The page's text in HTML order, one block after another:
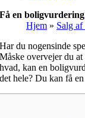
Få en
Hjem » Salg
Har du nogensinde
Måske overvejer du
hvad, kan en
det hele? Du kan få